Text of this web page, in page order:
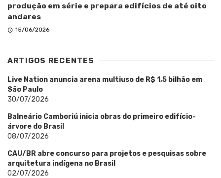
produção em série e prepara edifícios de até oito
andares
15/06/2026
ARTIGOS RECENTES
Live Nation anuncia arena multiuso de R$ 1,5 bilhão em
São Paulo
30/07/2026
Balneário Camboriú inicia obras do primeiro edifício-
árvore do Brasil
08/07/2026
CAU/BR abre concurso para projetos e pesquisas sobre
arquitetura indígena no Brasil
02/07/2026